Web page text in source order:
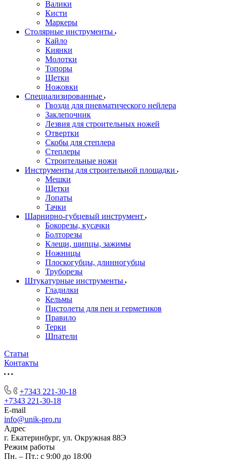
Валики
Кисти
Маркеры
Столярные инструменты
Кайло
Киянки
Молотки
Топоры
Щетки
Ножовки
Специализированные
Гвозди для пневматического нейлера
Заклепочник
Лезвия для строительных ножей
Отвертки
Скобы для степлера
Степлеры
Строительные ножи
Инструменты для строительной площадки
Мешки
Щетки
Лопаты
Тачки
Шарнирно-губцевый инструмент
Бокорезы, кусачки
Болторезы
Клещи, щипцы, зажимы
Ножницы
Плоскогубцы, длинногубцы
Труборезы
Штукатурные инструменты
Гладилки
Кельмы
Пистолеты для пен и герметиков
Правило
Терки
Шпатели
Статьи
Контакты
+7343 221-30-18
+7343 221-30-18
E-mail
info@unik-pro.ru
Адрес
г. Екатеринбург, ул. Окружная 88Э
Режим работы
Пн. – Пт.: с 9:00 до 18:00